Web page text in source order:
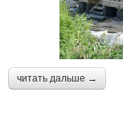
читать дальше →